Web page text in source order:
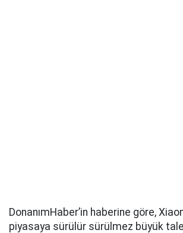
DonanımHaber’in haberine göre,
piyasaya sürülür sürülmez büyük